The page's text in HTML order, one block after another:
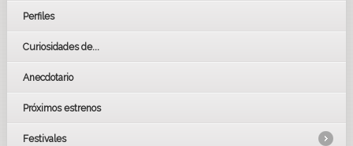
Perfiles
Curiosidades de...
Anecdotario
Próximos estrenos
Festivales